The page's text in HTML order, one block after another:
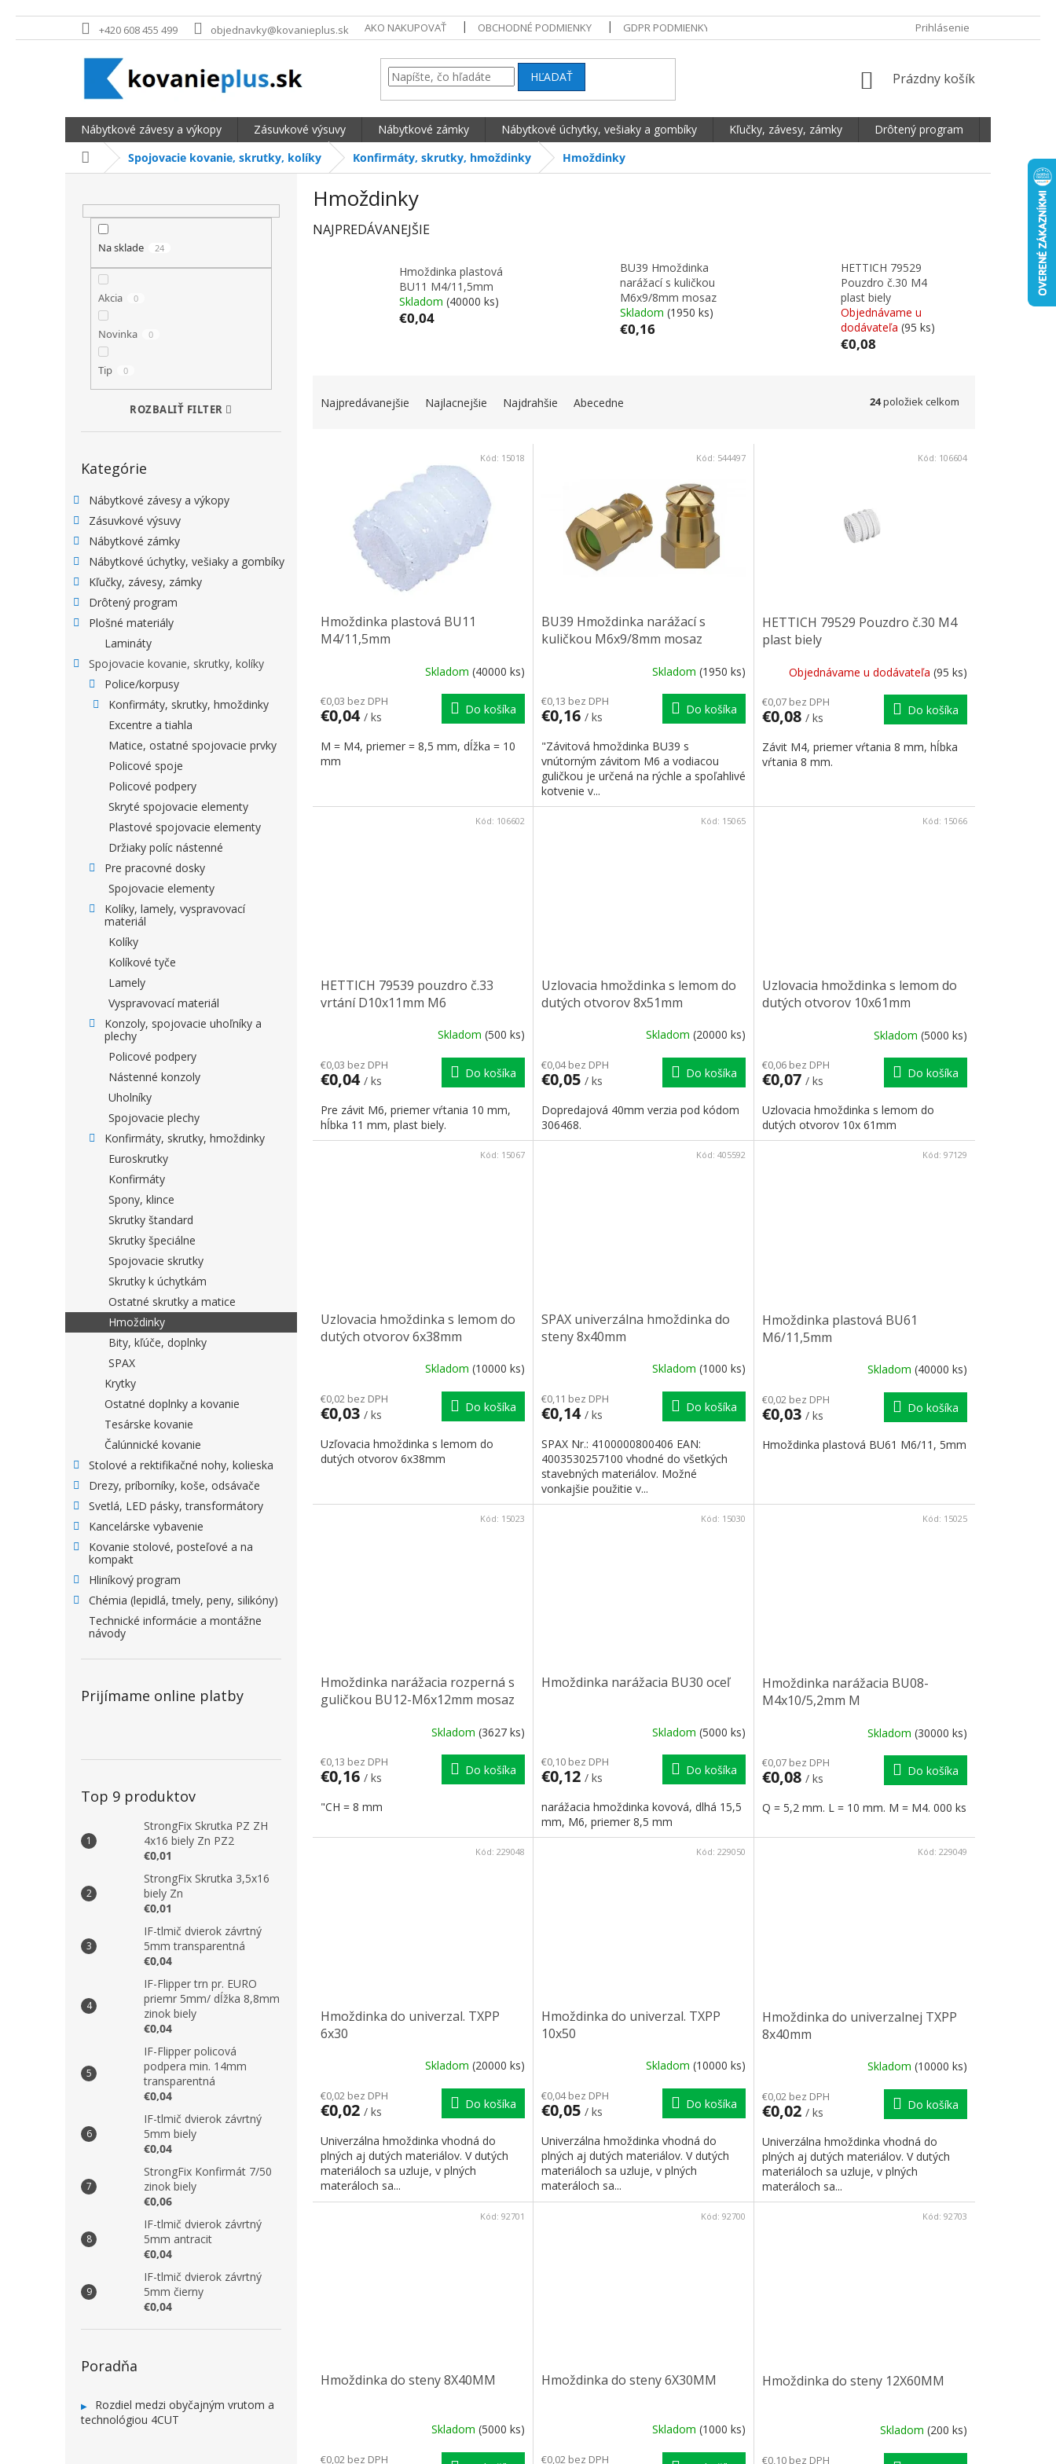
Prejsť na obsah +420 608 455 499 objednavky@kovanieplus.sk AKO NAKUPOVAŤ OBCHODNÉ PODMIENKY GDPR PODMIENKY OCHRANY OSOBNÝCH ÚDAJOV DOPRAVA A PLATBA
Prihlásenie
HĽADAŤ NÁKUPNÝ KOŠÍK
Prázdny košík
Nábytkové závesy a výkopy Zásuvkové výsuvy Nábytkové zámky Nábytkové úchytky, vešiaky a gombíky Kľučky, závesy, zámky Drôtený program
DomovSpojovacie kovanie, skrutky, kolíky Konfirmáty, skrutky, hmoždinky Hmoždinky
BOČNÝ PANEL
Na sklade 24
Akcia 0
Novinka 0
Tip 0
ROZBALIŤ FILTER
Kategórie
Nábytkové závesy a výkopy
Zásuvkové výsuvy
Nábytkové zámky
Nábytkové úchytky, vešiaky a gombíky
Kľučky, závesy, zámky
Drôtený program
Plošné materiály
Lamináty
Spojovacie kovanie, skrutky, kolíky
Police/korpusy
Konfirmáty, skrutky, hmoždinky
Excentre a tiahla
Matice, ostatné spojovacie prvky
Policové spoje
Policové podpery
Skryté spojovacie elementy
Plastové spojovacie elementy
Držiaky políc nástenné
Pre pracovné dosky
Spojovacie elementy
Kolíky, lamely, vyspravovací
materiál
Kolíky
Kolíkové tyče
Lamely
Vyspravovací materiál
Konzoly, spojovacie uhoľníky a
plechy
Policové podpery
Nástenné konzoly
Uholníky
Spojovacie plechy
Konfirmáty, skrutky, hmoždinky
Euroskrutky
Konfirmáty
Spony, klince
Skrutky štandard
Skrutky špeciálne
Spojovacie skrutky
Skrutky k úchytkám
Ostatné skrutky a matice
Hmoždinky
Bity, kľúče, doplnky
SPAX
Krytky
Ostatné doplnky a kovanie
Tesárske kovanie
Čalúnnické kovanie
Stolové a rektifikačné nohy, kolieska
Drezy, príborníky, koše, odsávače
Svetlá, LED pásky, transformátory
Kancelárske vybavenie
Kovanie stolové, posteľové a na
kompakt
Hliníkový program
Chémia (lepidlá, tmely, peny, silikóny)
Technické informácie a montážne
návody
Prijímame online platby
Top 9 produktov
StrongFix Skrutka PZ ZH
4x16 biely Zn PZ2
€0,01
StrongFix Skrutka 3,5x16
biely Zn
€0,01
IF-tlmič dvierok závrtný
5mm transparentná
€0,04
IF-Flipper trn pr. EURO
priemr 5mm/ dĺžka 8,8mm
zinok biely
€0,04
IF-Flipper policová
podpera min. 14mm
transparentná
€0,04
IF-tlmič dvierok závrtný
5mm biely
€0,04
StrongFix Konfirmát 7/50
zinok biely
€0,06
IF-tlmič dvierok závrtný
5mm antracit
€0,04
IF-tlmič dvierok závrtný
5mm čierny
€0,04
Poradňa
Rozdiel medzi obyčajným vrutom a
technológiou 4CUT
Hmoždinky
NAJPREDÁVANEJŠIE
Hmoždinka plastová
BU11 M4/11,5mm
Skladom (40000 ks)
€0,04
BU39 Hmoždinka
narážací s kuličkou
M6x9/8mm mosaz
Skladom (1950 ks)
€0,16
HETTICH 79529
Pouzdro č.30 M4
plast biely
Objednávame u
dodávateľa (95 ks)
€0,08
Najpredávanejšie Najlacnejšie Najdrahšie Abecedne 24položiek celkom
Hmoždinka plastová BU11
M4/11,5mm
Skladom (40000 ks)
€0,03 bez DPH
€0,04 / ks
Do košíka
M = M4, priemer = 8,5 mm, dĺžka = 10
mm
Kód: 15018
BU39 Hmoždinka narážací s
kuličkou M6x9/8mm mosaz
Skladom (1950 ks)
€0,13 bez DPH
€0,16 / ks
Do košíka
"Závitová hmoždinka BU39 s
vnútorným závitom M6 a vodiacou
guličkou je určená na rýchle a spoľahlivé
kotvenie v...
Kód: 544497
HETTICH 79529 Pouzdro č.30 M4
plast biely
Objednávame u dodávateľa (95 ks)
€0,07 bez DPH
€0,08 / ks
Do košíka
Závit M4, priemer vŕtania 8 mm, hĺbka
vŕtania 8 mm.
Kód: 106604
HETTICH 79539 pouzdro č.33
vrtání D10x11mm M6
Skladom (500 ks)
€0,03 bez DPH
€0,04 / ks
Do košíka
Pre závit M6, priemer vŕtania 10 mm,
hĺbka 11 mm, plast biely.
Kód: 106602
Uzlovacia hmoždinka s lemom do
dutých otvorov 8x51mm
Skladom (20000 ks)
€0,04 bez DPH
€0,05 / ks
Do košíka
Dopredajová 40mm verzia pod kódom
306468.
Kód: 15065
Uzlovacia hmoždinka s lemom do
dutých otvorov 10x61mm
Skladom (5000 ks)
€0,06 bez DPH
€0,07 / ks
Do košíka
Uzlovacia hmoždinka s lemom do
dutých otvorov 10x 61mm
Kód: 15066
Uzlovacia hmoždinka s lemom do
dutých otvorov 6x38mm
Skladom (10000 ks)
€0,02 bez DPH
€0,03 / ks
Do košíka
Uzľovacia hmoždinka s lemom do
dutých otvorov 6x38mm
Kód: 15067
SPAX univerzálna hmoždinka do
steny 8x40mm
Skladom (1000 ks)
€0,11 bez DPH
€0,14 / ks
Do košíka
SPAX Nr.: 4100000800406 EAN:
4003530257100 vhodné do všetkých
stavebných materiálov. Možné
vonkajšie použitie v...
Kód: 405592
Hmoždinka plastová BU61
M6/11,5mm
Skladom (40000 ks)
€0,02 bez DPH
€0,03 / ks
Do košíka
Hmoždinka plastová BU61 M6/11, 5mm
Kód: 97129
Hmoždinka narážacia rozperná s
guličkou BU12-M6x12mm mosaz
Skladom (3627 ks)
€0,13 bez DPH
€0,16 / ks
Do košíka
"CH = 8 mm
Kód: 15023
Hmoždinka narážacia BU30 oceľ
Skladom (5000 ks)
€0,10 bez DPH
€0,12 / ks
Do košíka
narážacia hmoždinka kovová, dlhá 15,5
mm, M6, priemer 8,5 mm
Kód: 15030
Hmoždinka narážacia BU08-
M4x10/5,2mm M
Skladom (30000 ks)
€0,07 bez DPH
€0,08 / ks
Do košíka
Q = 5,2 mm. L = 10 mm. M = M4. 000 ks
Kód: 15025
Hmoždinka do univerzal. TXPP
6x30
Skladom (20000 ks)
€0,02 bez DPH
€0,02 / ks
Do košíka
Univerzálna hmoždinka vhodná do
plných aj dutých materiálov. V dutých
materiáloch sa uzluje, v plných
materáloch sa...
Kód: 229048
Hmoždinka do univerzal. TXPP
10x50
Skladom (10000 ks)
€0,04 bez DPH
€0,05 / ks
Do košíka
Univerzálna hmoždinka vhodná do
plných aj dutých materiálov. V dutých
materiáloch sa uzluje, v plných
materáloch sa...
Kód: 229050
Hmoždinka do univerzalnej TXPP
8x40mm
Skladom (10000 ks)
€0,02 bez DPH
€0,02 / ks
Do košíka
Univerzálna hmoždinka vhodná do
plných aj dutých materiálov. V dutých
materiáloch sa uzluje, v plných
materáloch sa...
Kód: 229049
Hmoždinka do steny 8X40MM
Skladom (5000 ks)
€0,02 bez DPH
Kód: 92701
Hmoždinka do steny 6X30MM
Skladom (1000 ks)
€0,02 bez DPH
Kód: 92700
Hmoždinka do steny 12X60MM
Skladom (200 ks)
€0,10 bez DPH
Kód: 92703